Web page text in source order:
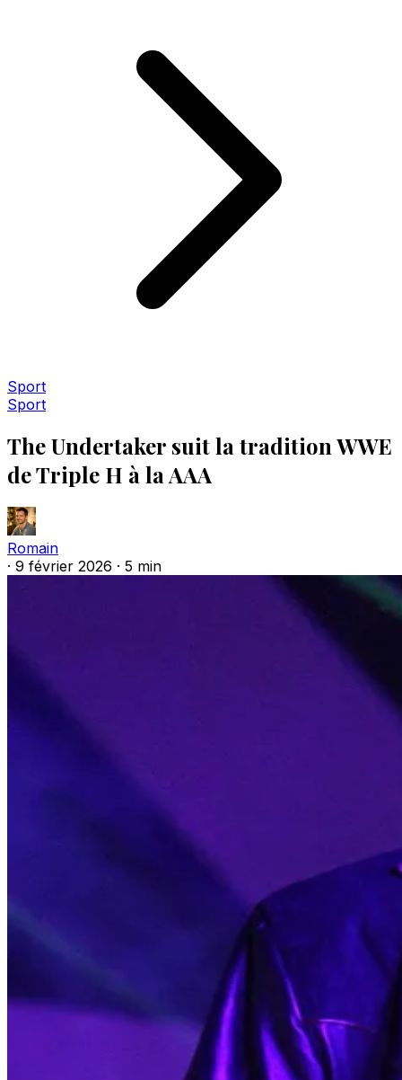
Sport
Sport
The Undertaker suit la tradition WWE
de Triple H à la AAA
Romain
· 9 février 2026 · 5 min